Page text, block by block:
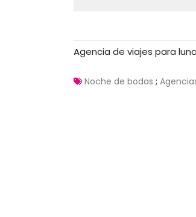
Agencia de viajes para
Noche de bodas ;